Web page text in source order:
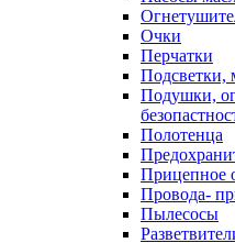
Очки
Перчатки
Подсветки,
Подушки,
Полотенца
Прицепное
Провода-
Пылесосы